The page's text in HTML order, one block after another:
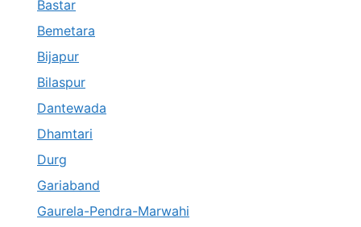
Bastar
Bemetara
Bijapur
Bilaspur
Dantewada
Dhamtari
Durg
Gariaband
Gaurela-Pendra-Marwahi